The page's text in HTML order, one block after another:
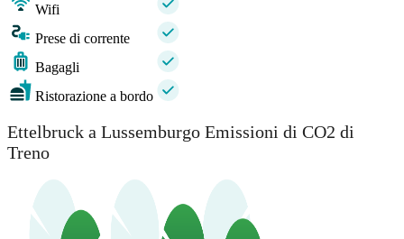
Wifi
Prese di corrente
Bagagli
Ristorazione a bordo
Ettelbruck a Lussemburgo Emissioni di CO2 di
Treno